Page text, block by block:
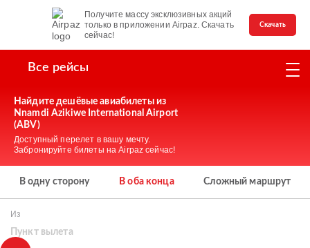
Получите массу эксклюзивных акций
только в приложении Airpaz. Скачать
сейчас!
Скачать
Все рейсы
Найдите дешёвые авиабилеты из
Nnamdi Azikiwe International Airport
(ABV)
Доступный перелет в вашу мечту.
Забронируйте билеты на Airpaz сейчас!
В одну сторону В оба конца Сложный маршрут
Из
Пункт вылета